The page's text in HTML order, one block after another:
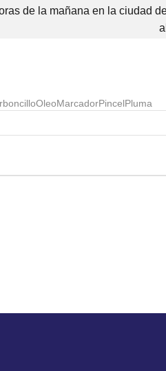
de la mañana en la ciudad
OleoMarcadorPincelPluma